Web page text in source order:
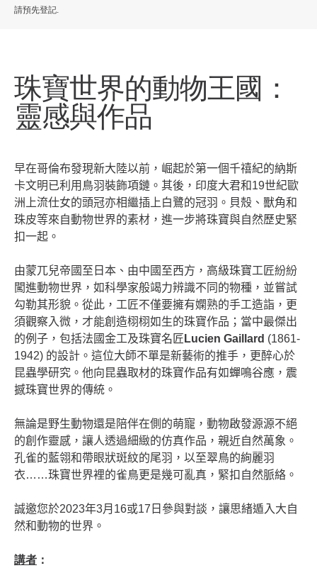
請預先登記.
珠寶世界的動物王國：
靈感與作品
早在哥倫布發現新大陸以前，崛起於第一個千禧紀的納斯
卡文明已利用鳥羽裝飾項鏈。其後，印度大君和19世紀歐
洲上流仕女的頭冠亦相繼插上白鷺的冠羽。貝殼、獸角和
珠皮等來自動物世界的素材，進一步將珠寶與自然歷史緊
扣一起。
由蒙兀兒帝國至日本、由中國至西方，高級珠寶工匠紛紛
闖進動物世界，如科學家般竭力辨識不同的物種，並嘗試
勾勒其形貌。從此，工匠不僅要擁有嫻熟的手工造詣，更
須觀察入微，才能創造栩栩如生的珠寶作品；當中最傑出
的例子，包括法國金工及珠寶名匠 Lucien Gaillard (1861-
1942) 的設計。這位大師不單是新藝術的推手，更醉心於
昆蟲學研究。他向昆蟲取材的珠寶作品有如蟬鳴谷應，震
撼珠寶世界的傳統。
無論是野生動物還是陪伴在側的萌寵，動物啟發源源不絕
的創作靈感，讓人透過細緻的仿真作品，親近自然萬象。
孔雀的藍翎和帶眼狀斑紋的尾羽，以至翠鳥的絢麗羽
衣……珠寶世界裡的雀鳥更是幾可亂真，緊扣自然脈絡。
誠邀您於2023年3月 16或17 日參與對談，讓思緒遁入大自
然和動物的世界。
講者 ：